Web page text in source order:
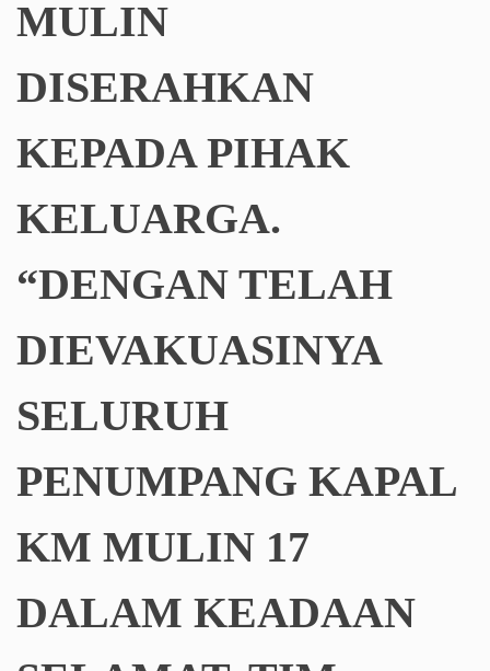
MULIN
DISERAHKAN
KEPADA PIHAK
KELUARGA.
“DENGAN TELAH
DIEVAKUASINYA
SELURUH
PENUMPANG KAPAL
KM MULIN 17
DALAM KEADAAN